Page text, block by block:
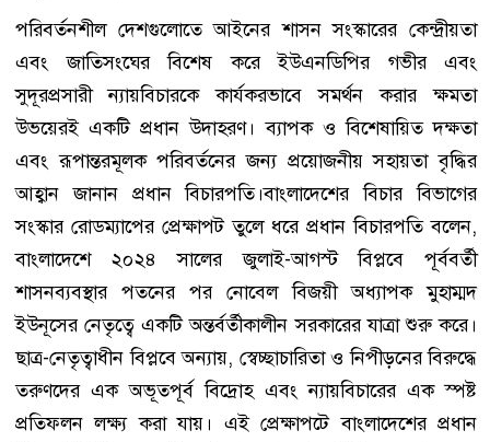
পরিবর্তনশীল দেশগুলোতে আইনের শাসন সংস্কারের কেন্দ্রীয়তা
এবং জাতিসংঘের বিশেষ করে ইউএনডিপির গভীর এবং
সুদূরপ্রসারী ন্যায়বিচারকে কার্যকরভাবে সমর্থন করার ক্ষমতা
উভয়েরই একটি প্রধান উদাহরণ। ব্যাপক ও বিশেষায়িত দক্ষতা
এবং রূপান্তরমূলক পরিবর্তনের জন্য প্রয়োজনীয় সহায়তা বৃদ্ধির
আহ্বান জানান প্রধান বিচারপতি।বাংলাদেশের বিচার বিভাগের
সংস্কার রোডম্যাপের প্রেক্ষাপট তুলে ধরে প্রধান বিচারপতি বলেন,
বাংলাদেশে ২০২৪ সালের জুলাই-আগস্ট বিপ্লবে পূর্ববর্তী
শাসনব্যবস্থার পতনের পর নোবেল বিজয়ী অধ্যাপক মুহাম্মদ
ইউনূসের নেতৃত্বে একটি অন্তর্বর্তীকালীন সরকারের যাত্রা শুরু করে।
ছাত্র-নেতৃত্বাধীন বিপ্লবে অন্যায়, স্বেচ্ছাচারিতা ও নিপীড়নের বিরুদ্ধে
তরুণদের এক অভূতপূর্ব বিদ্রোহ এবং ন্যায়বিচারের এক স্পষ্ট
প্রতিফলন লক্ষ্য করা যায়। এই প্রেক্ষাপটে বাংলাদেশের প্রধান